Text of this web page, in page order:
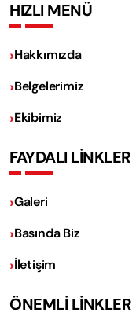
HIZLI MENÜ
Hakkımızda
Belgelerimiz
Ekibimiz
FAYDALI LİNKLER
Galeri
Basında Biz
İletişim
ÖNEMLİ LİNKLER